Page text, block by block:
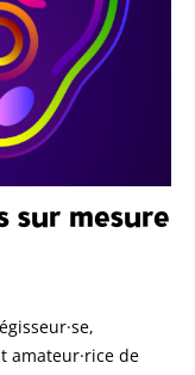
sur mesure
amateur·rice de